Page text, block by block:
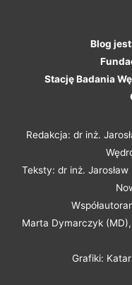
Blog
Stację Badania
Redakcja: dr inż.
Teksty: dr inż.
Marta Dymarczyk
Grafiki: